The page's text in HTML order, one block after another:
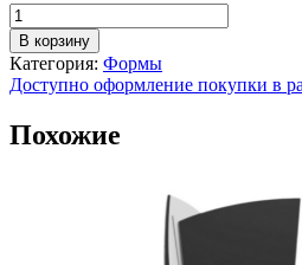
Количество
товара
Памятник
форма-009
В корзину
Категория: Формы
Доступно оформление покупки в
Похожие